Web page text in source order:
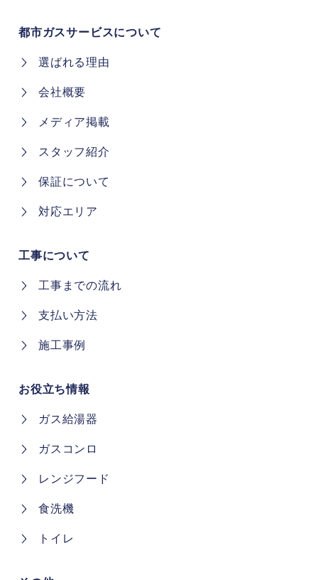
対応エリア
都市ガスサービスについて
選ばれる理由
会社概要
メディア掲載
スタッフ紹介
保証について
お役立ち情報
トイレ
食洗機
レンジフード
ガスコンロ
ガス給湯器
工事までの流れ
施工事例
支払い方法
工事について